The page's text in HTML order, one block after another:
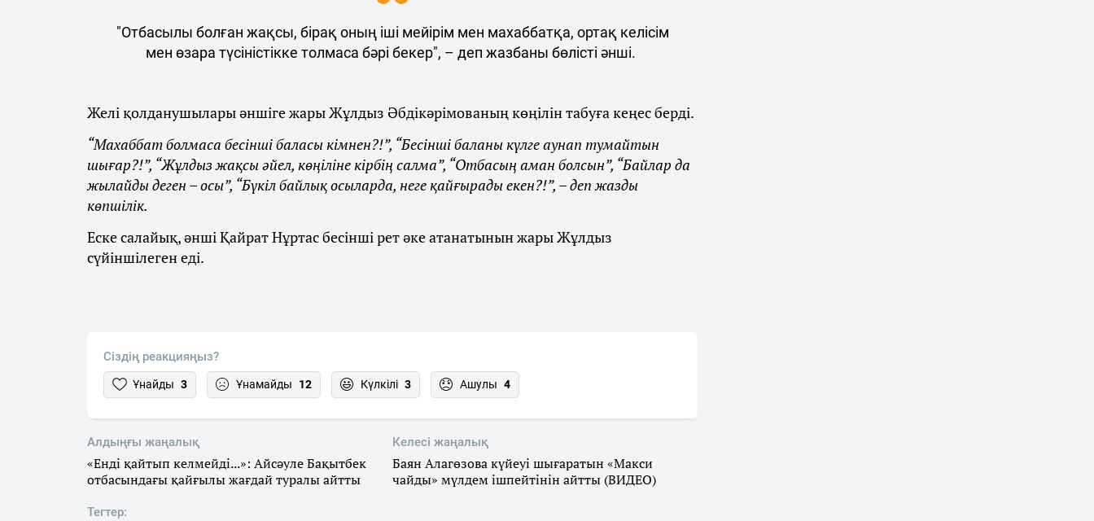
"Отбасылы болған жақсы, бірақ оның іші мейірім мен махаббатқа, ортақ келісім
мен өзара түсіністікке толмаса бәрі бекер", – деп жазбаны бөлісті әнші.
Желі қолданушылары әншіге жары Жұлдыз Әбдікәрімованың көңілін табуға кеңес берді.
“Махаббат болмаса бесінші баласы кімнен?!”, “Бесінші баланы күлге аунап тумайтын
шығар?!”, “Жұлдыз жақсы әйел, көңіліне кірбің салма”, “Отбасың аман болсын”, “Байлар да
жылайды деген – осы”, “Бүкіл байлық осыларда, неге қайғырады екен?!”, – деп жазды
көпшілік.
Еске салайық, әнші Қайрат Нұртас бесінші рет әке атанатынын жары Жұлдыз
сүйіншілеген еді.
Сіздің реакцияңыз?
Ұнайды 3 Ұнамайды 12 Күлкілі 3 Ашулы 4
Алдыңғы жаңалық
«Енді қайтып келмейді...»: Айсәуле Бақытбек
отбасындағы қайғылы жағдай туралы айтты
Келесі жаңалық
Баян Алагөзова күйеуі шығаратын «Maкси
чайды» мүлдем ішпейтінін айтты (ВИДЕО)
Тегтер: